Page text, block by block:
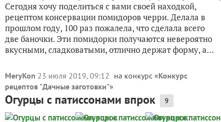
Сегодня хочу поделиться с вами своей находкой,
рецептом консервации помидоров черри. Делала в
прошлом году, 100 раз пожалела, что сделала всего
две баночки. Эти помидорки получаются невероятно
вкусными, сладковатыми, отлично держат форму, а...
MeryKon 23 июля 2019, 09:12 на конкурс «Конкурс
рецептов "Дачные заготовки"»
Огурцы с патиссонами впрок 9